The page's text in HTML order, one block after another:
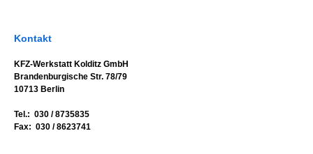
Kontakt
KFZ-Werkstatt Kolditz GmbH
Brandenburgische Str. 78/79
10713 Berlin
Tel.: 030 / 8735835
Fax: 030 / 8623741